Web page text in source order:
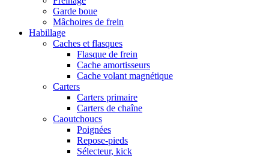
Garde boue
Mâchoires de frein
Habillage
Caches et flasques
Flasque de frein
Cache amortisseurs
Cache volant magnétique
Carters
Carters primaire
Carters de chaîne
Caoutchoucs
Poignées
Repose-pieds
Sélecteur, kick